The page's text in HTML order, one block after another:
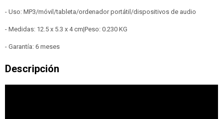
- Uso: MP3/móvil/tableta/ordenador portátil/dispositivos de audio
- Medidas: 12.5 x 5.3 x 4 cm|Peso: 0.230 KG
- Garantía: 6 meses